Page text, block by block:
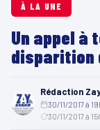
À LA UNE
Un appel à
disparition
Rédaction
30/11/2017 à
30/11/2017 à